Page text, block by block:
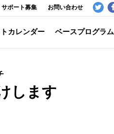
カレンダー ベースプログラム
サポート募集 お問い合わせ
します